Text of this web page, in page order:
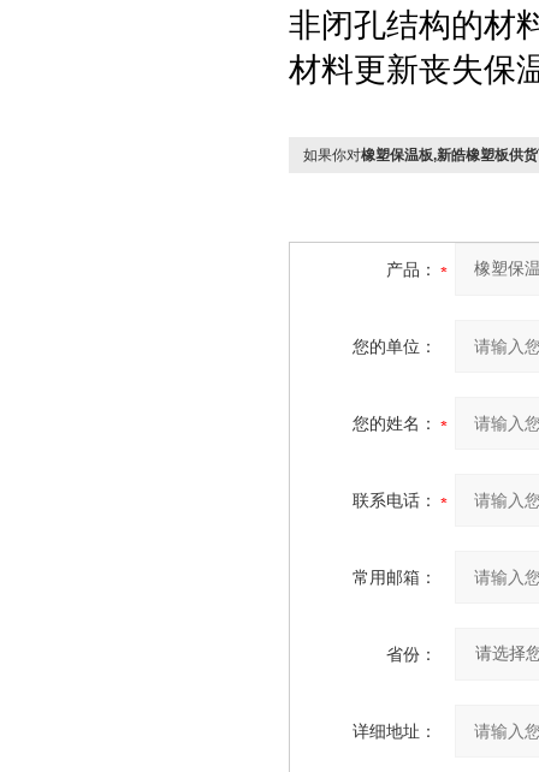
非闭孔结构的材
材料更新丧失保
如果你对橡塑保温板,新皓橡塑板供
产品：
您的单位：
您的姓名：
联系电话：
常用邮箱：
省份：
详细地址：